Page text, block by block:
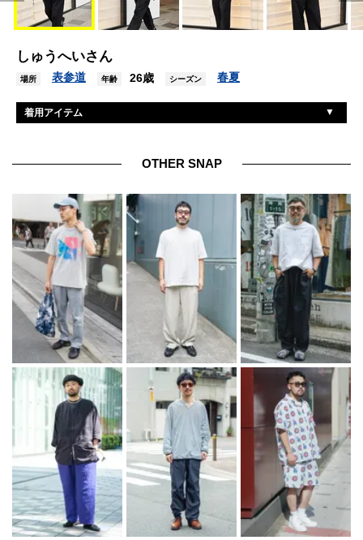
しゅうへいさん
場所 表参道 年齢 26歳 シーズン 春夏
着用アイテム
帽子 ヒューマンメイド
バッグ シンプリーコンプリケイテッド
リング ユニバーサルプロダクツ
OTHER SNAP